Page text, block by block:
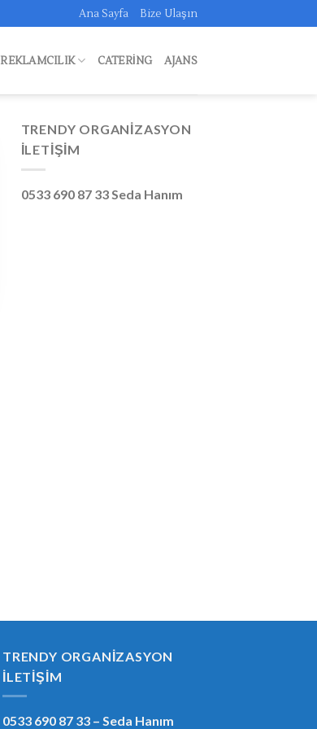
Ana Sayfa Bize Ulaşın
REKLAMCILIK CATERING AJANS
TRENDY ORGANIZASYON
İLETIŞIM
0533 690 87 33 Seda Hanım
TRENDY ORGANIZASYON
İLETIŞIM
0533 690 87 33 – Seda Hanım